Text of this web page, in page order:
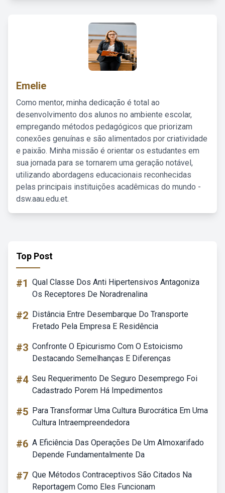
Emelie
Como mentor, minha dedicação é total ao
desenvolvimento dos alunos no ambiente escolar,
empregando métodos pedagógicos que priorizam
conexões genuínas e são alimentados por criatividade
e paixão. Minha missão é orientar os estudantes em
sua jornada para se tornarem uma geração notável,
utilizando abordagens educacionais reconhecidas
pelas principais instituições acadêmicas do mundo -
dsw.aau.edu.et.
Top Post
#1 Qual Classe Dos Anti Hipertensivos Antagoniza
Os Receptores De Noradrenalina
#2 Distância Entre Desembarque Do Transporte
Fretado Pela Empresa E Residência
#3 Confronte O Epicurismo Com O Estoicismo
Destacando Semelhanças E Diferenças
#4 Seu Requerimento De Seguro Desemprego Foi
Cadastrado Porem Há Impedimentos
#5 Para Transformar Uma Cultura Burocrática Em Uma
Cultura Intraempreendedora
#6 A Eficiência Das Operações De Um Almoxarifado
Depende Fundamentalmente Da
#7 Que Métodos Contraceptivos São Citados Na
Reportagem Como Eles Funcionam